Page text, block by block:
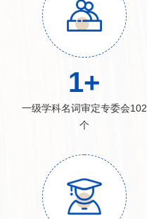
1+
一级学科名词审定专委会102
个